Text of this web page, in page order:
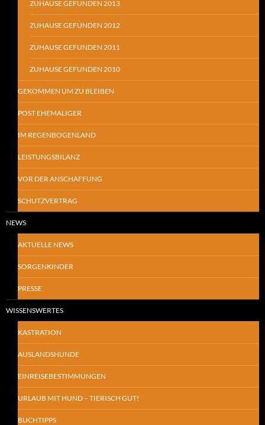
ZUHAUSE GEFUNDEN 2013
ZUHAUSE GEFUNDEN 2012
ZUHAUSE GEFUNDEN 2011
ZUHAUSE GEFUNDEN 2010
GEKOMMEN UM ZU BLEIBEN
POST EHEMALIGER
IM REGENBOGENLAND
LEISTUNGSBILANZ
VOR DER ANSCHAFFUNG
SCHUTZVERTRAG
NEWS
AKTUELLE NEWS
SORGENKINDER
PRESSE
WISSENSWERTES
KASTRATION
AUSLANDSHUNDE
EINREISEBESTIMMUNGEN
URLAUB MIT HUND – TIERISCH GUT!
BUCHTIPPS